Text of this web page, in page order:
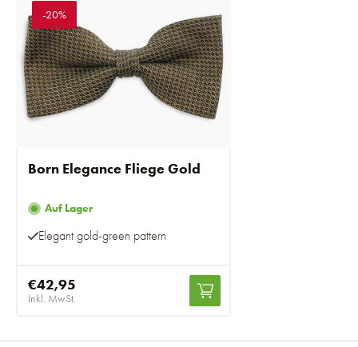
-20%
Born Elegance Fliege Gold
Auf Lager
Elegant gold-green pattern
€42,95
Inkl. MwSt.